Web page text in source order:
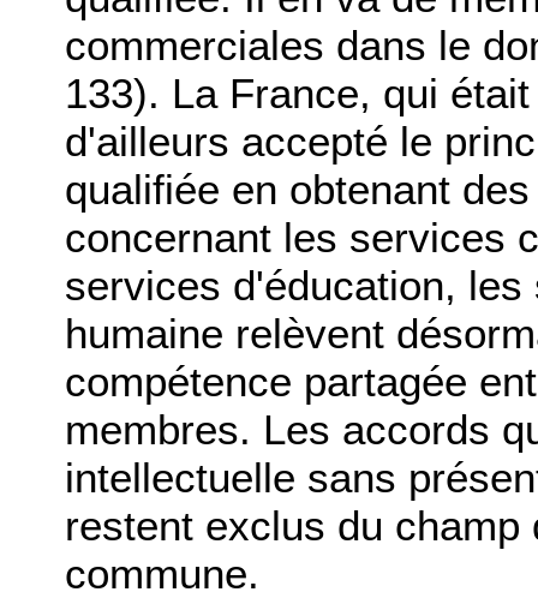
commerciales dans le
133). La France, qui
d'ailleurs accepté le
qualifiée en obtenant
concernant les services
services d'éducation,
humaine relèvent
compétence partagée
membres. Les accords
intellectuelle sans
restent exclus du
commune.